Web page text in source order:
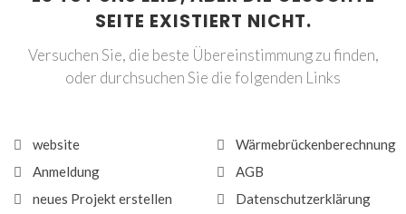
SEITE EXISTIERT NICHT.
Versuchen Sie, die beste Übereinstimmung zu finden,
oder durchsuchen Sie die folgenden Links
website
Anmeldung
neues Projekt erstellen
Wärmebrückenberechnung
AGB
Datenschutzerklärung